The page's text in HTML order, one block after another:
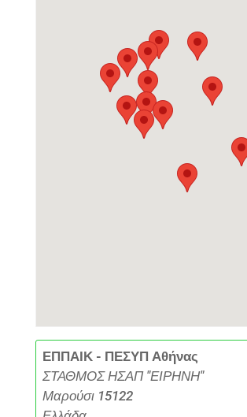
ΕΠΠΑΙΚ - ΠΕΣΥΠ Αθήνας
ΣΤΑΘΜΟΣ ΗΣΑΠ "ΕΙΡΗΝΗ"
Μαρούσι 15122